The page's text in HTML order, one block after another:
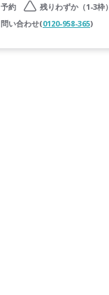
予約
残りわずか（1-3枠）
問い合わせ(0120-958-365)